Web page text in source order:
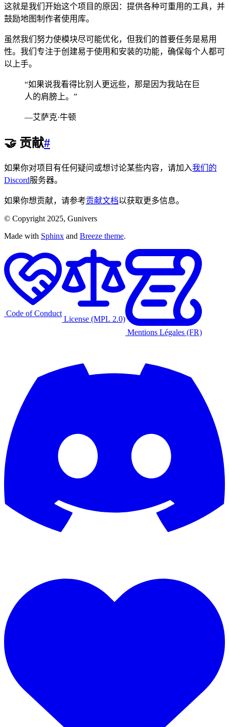
这就是我们开始这个项目的原因：提供各种可重用的工具，并
鼓励地图制作者使用库。
虽然我们努力使模块尽可能优化，但我们的首要任务是易用
性。我们专注于创建易于使用和安装的功能，确保每个人都可
以上手。
“如果说我看得比别人更远些，那是因为我站在巨
人的肩膀上。”
—艾萨克·牛顿
🤝 贡献#
如果你对项目有任何疑问或想讨论某些内容，请加入我们的
Discord服务器。
如果你想贡献，请参考贡献文档以获取更多信息。
© Copyright 2025, Gunivers
Made with Sphinx and Breeze theme.
Code of Conduct
License (MPL 2.0)
Mentions Légales (FR)